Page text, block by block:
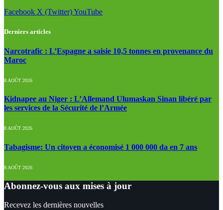
Facebook X (Twitter)YouTube
Derniers articles
Narcotrafic : L’Espagne a saisie 10,5 tonnes en provenance du
Maroc
8 AOÛT 2026
Kidnapee au Niger : L’Allemand Ulumaskan Sinan libéré par
les services de la Sécurité de l’Armée
8 AOÛT 2026
Tabagisme: Un citoyen a économisé 1 000 000 da en 7 ans
8 AOÛT 2026
Abonnez-vous aux mises à jour
Recevez les dernières nouvelles